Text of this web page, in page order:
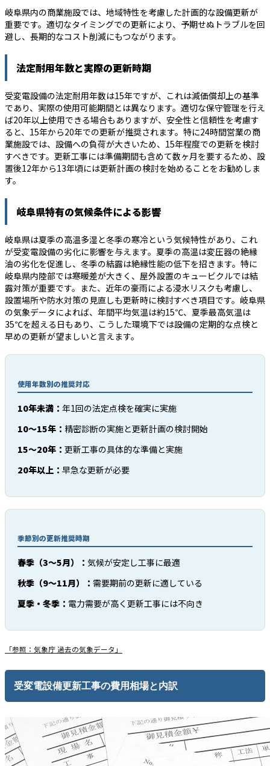
岐阜県内の商業施設では、地域特性を考慮した計画的な設備更新が
重要です。適切なタイミングでの更新により、予期せぬトラブルを回
避し、長期的なコスト削減にもつながります。
法定耐用年数と実際の更新時期
受変電設備の法定耐用年数は15年ですが、これは減価償却上の基準
であり、実際の使用可能期間とは異なります。適切な保守管理を行え
ば20年以上使用できる場合もありますが、安全性と信頼性を考慮す
ると、15年から20年での更新が推奨されます。特に24時間営業の商
業施設では、設備への負荷が大きいため、15年程度での更新を検討
すべきです。更新工事には準備期間も含めて数ヶ月を要するため、設
置後12年から13年頃には更新計画の検討を始めることをお勧めしま
す。
岐阜県特有の気候条件による影響
岐阜県は夏季の高温多湿と冬季の寒冷という気候特性があり、これ
が受変電設備の劣化に影響を与えます。夏季の高温は変圧器の絶縁
油の劣化を促進し、冬季の結露は絶縁性能の低下を招きます。特に
岐阜県内陸部では寒暖差が大きく、屋外設置のキュービクルでは結
露対策が重要です。また、近年の豪雨による浸水リスクも考慮し、
設置場所や防水対策の見直しも更新時に検討すべき項目です。岐阜県
の気象データによれば、年間平均気温は約15℃、夏季最高気温は
35℃を超える日もあり、こうした環境下では設備の定期的な点検と
早めの更新が望ましいと言えます。
使用年数別の推奨対応
10年未満： 年1回の法定点検を確実に実施
10〜15年： 精密診断の実施と更新計画の検討開始
15〜20年： 更新工事の具体的な準備と実施
20年以上： 早急な更新が必要
季節別の更新推奨時期
春季（3〜5月）： 気候が安定し工事に最適
秋季（9〜11月）： 需要期前の更新に適している
夏季・冬季： 電力需要が高く更新工事には不向き
「参照：気象庁 過去の気象データ」
受変電設備更新工事の費用相場と内訳